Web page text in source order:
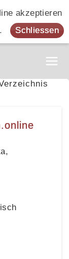
akzeptieren
. Schliessen